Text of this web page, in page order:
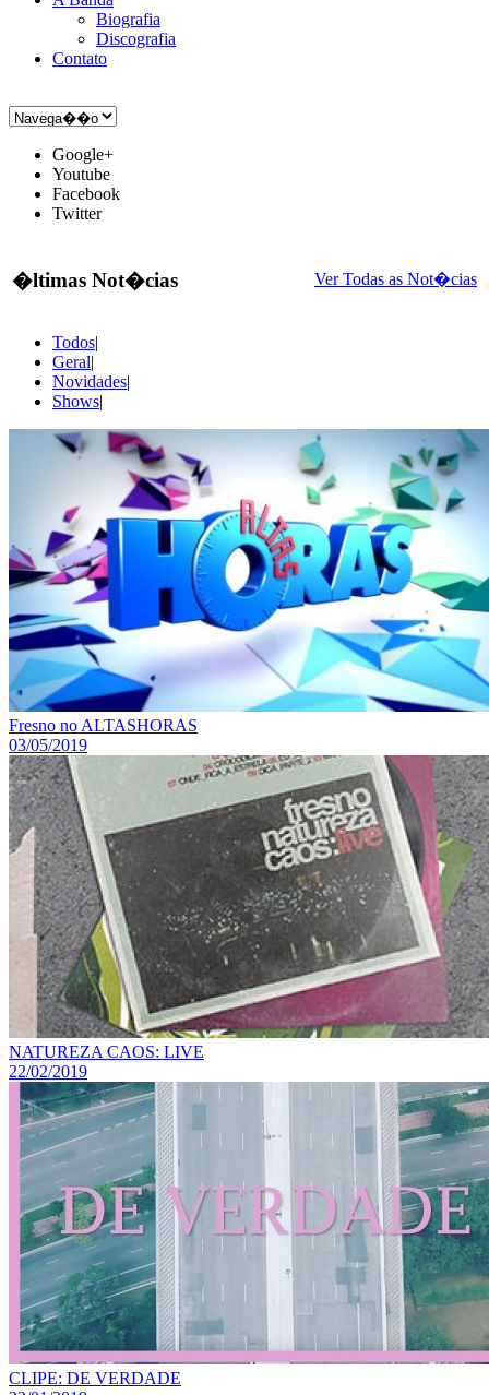
Biografia
Discografia
Contato
Google+
Youtube
Facebook
Twitter
�ltimas Not�cias Ver Todas as Not�cias
Todos|
Geral|
Novidades|
Shows|
Fresno no ALTASHORAS
03/05/2019
NATUREZA CAOS: LIVE
22/02/2019
CLIPE: DE VERDADE